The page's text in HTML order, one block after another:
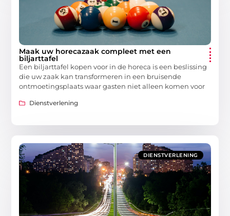
Maak uw horecazaak compleet met een
biljarttafel
Een biljarttafel kopen voor in de horeca is een beslissing
die uw zaak kan transformeren in een bruisende
ontmoetingsplaats waar gasten niet alleen komen voor
Dienstverlening
DIENSTVERLENING